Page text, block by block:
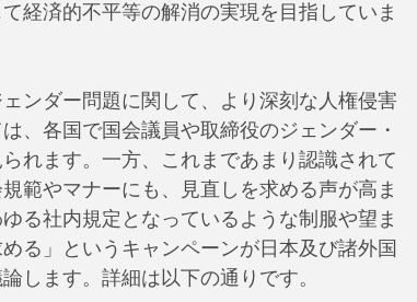
経済的不平等の解消の実現を目指していま
ンダー問題に関して、より深刻な人権侵害
、各国で国会議員や取締役のジェンダー・
れます。一方、これまであまり認識されて
範やマナーにも、見直しを求める声が高ま
る社内規定となっているような制服や望ま
る」というキャンペーンが日本及び諸外国
します。詳細は以下の通りです。